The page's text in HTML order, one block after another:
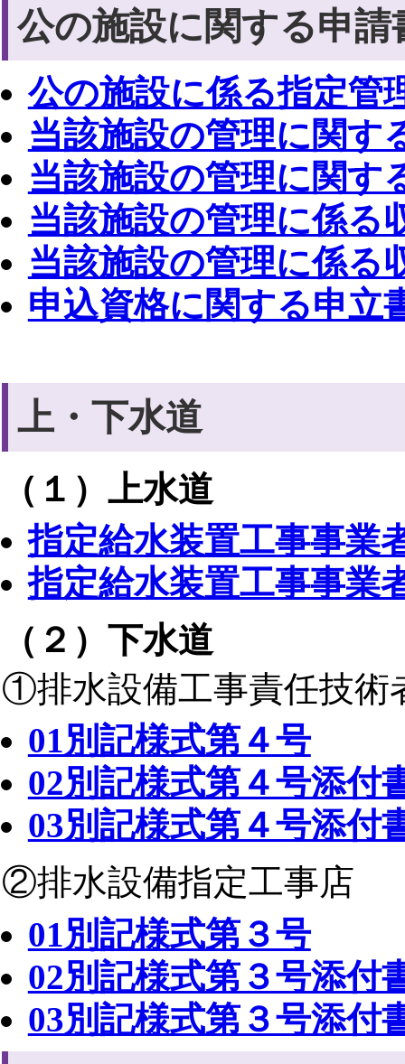
公の施設に関する申請
公の施設に係る指定管
当該施設の管理に関す
当該施設の管理に関す
当該施設の管理に係る
当該施設の管理に係る
申込資格に関する申立
上・下水道
（１）上水道
指定給水装置工事事業
指定給水装置工事事業
（２）下水道
①排水設備工事責任技術
01別記様式第４号
02別記様式第４号添付
03別記様式第４号添付
②排水設備指定工事店
01別記様式第３号
02別記様式第３号添付
03別記様式第３号添付